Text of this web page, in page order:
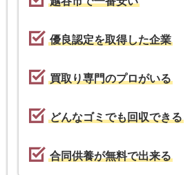
優良認定を取得した企業
買取り専門のプロがいる
どんなゴミでも回収できる
合同供養が無料で出来る